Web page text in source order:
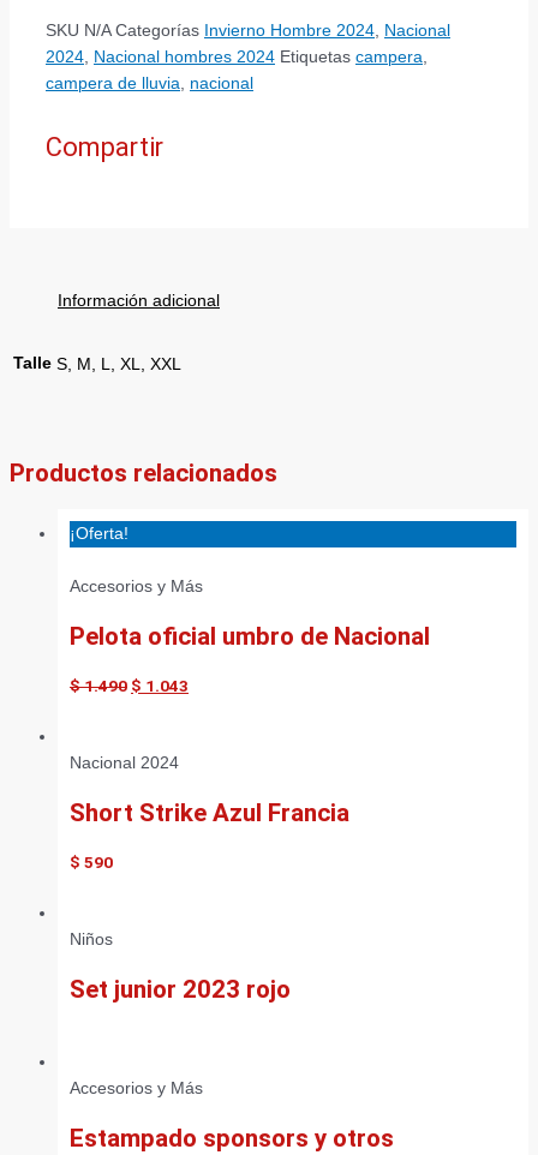
SKU N/A Categorías Invierno Hombre 2024, Nacional
2024, Nacional hombres 2024 Etiquetas campera,
campera de lluvia, nacional
Compartir
Información adicional
Talle S, M, L, XL, XXL
Productos relacionados
¡Oferta!
Accesorios y Más
Pelota oficial umbro de Nacional
$1.490 $ 1.043
Nacional 2024
Short Strike Azul Francia
$ 590
Niños
Set junior 2023 rojo
Accesorios y Más
Estampado sponsors y otros